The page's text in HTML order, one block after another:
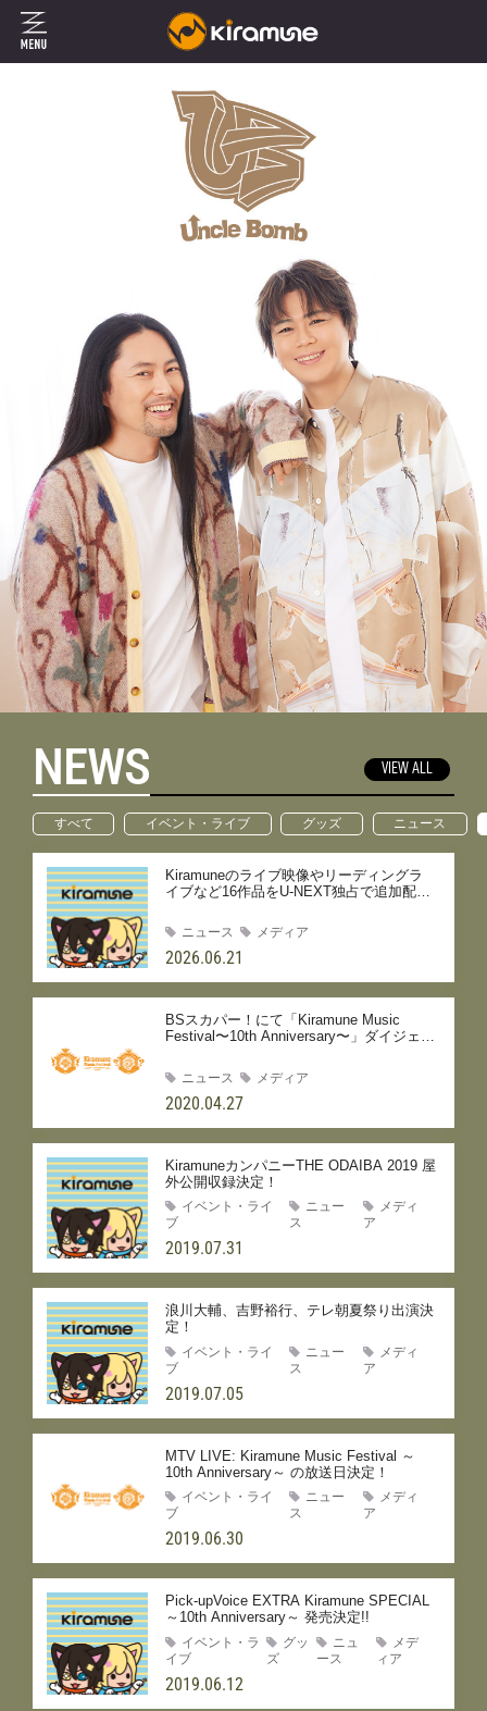
NEWS VIEW ALL
すべて イベント・ライブ グッズ ニュース
2026.06.21
Kiramuneのライブ映像やリーディングラ
イブなど16作品をU-NEXT独占で追加配信
ニュース メディア
2020.04.27
BSスカパー！にて「Kiramune Music
Festival〜10th Anniversary〜」ダイジェス
ニュース メディア
2019.07.31
KiramuneカンパニーTHE ODAIBA 2019 屋
外公開収録決定！
イベント・ライ
ブ
ニュー
ス
メディ
ア
2019.07.05
浪川大輔、吉野裕行、テレ朝夏祭り出演決
定！
イベント・ライ
ブ
ニュー
ス
メディ
ア
2019.06.30
MTV LIVE: Kiramune Music Festival ～
10th Anniversary～ の放送日決定！
イベント・ライ
ブ
ニュー
ス
メディ
ア
2019.06.12
Pick-upVoice EXTRA Kiramune SPECIAL
～10th Anniversary～ 発売決定!!
イベント・ラ
イブ
グッ
ズ
ニュ
ース
メデ
ィア